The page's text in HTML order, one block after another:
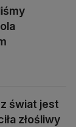
świat jest
złośliwy